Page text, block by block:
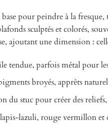
pour peindre à la
sculptés et colorés,
ajoutant une dimension :
tendue, parfois métal pour
broyés, apprêts
du stuc pour créer des
lazuli, rouge vermillon et